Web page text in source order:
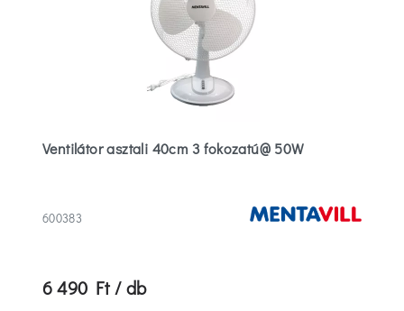
Ventilátor asztali 40cm 3 fokozatú@ 50W
600383
6 490 Ft / db